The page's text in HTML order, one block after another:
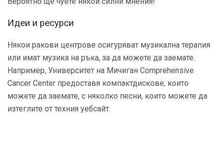
Идеи и ресурси
Някои ракови центрове осигуряват музикална терапия
или имат музика на ръка, за да можете да заемате.
Например, Университет на Мичиган Comprehensive
Cancer Center предоставя компактдискове, които
можете да заемате, с няколко песни, които можете да
изтеглите от техния уебсайт.